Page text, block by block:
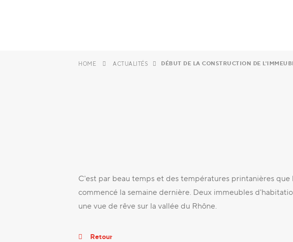
HOME ACTUALITÉS DÉBUT DE LA CONSTRUCTION DE
C'est par beau temps et des températures printanières
commencé la semaine dernière. Deux immeubles
une vue de rêve sur la vallée du Rhône.
Retour